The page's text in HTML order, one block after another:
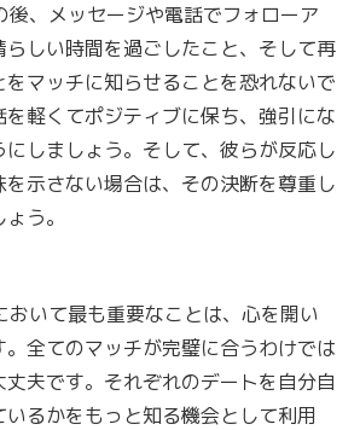
、メッセージや電話でフォローア
らしい時間を過ごしたこと、そして再
をマッチに知らせることを恐れないで
を軽くてポジティブに保ち、強引にな
にしましょう。そして、彼らが反応し
を示さない場合は、その決断を尊重し
う。
いて最も重要なことは、心を開い
。全てのマッチが完璧に合うわけでは
夫です。それぞれのデートを自分自
るかをもっと知る機会として利用